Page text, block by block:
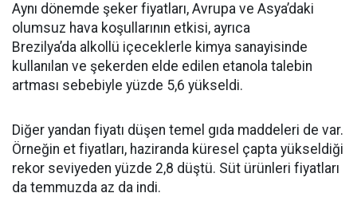
Aynı dönemde şeker fiyatları, Avrupa ve Asya’daki
olumsuz hava koşullarının etkisi, ayrıca
Brezilya’da alkollü içeceklerle kimya sanayisinde
kullanılan ve şekerden elde edilen etanola talebin
artması sebebiyle yüzde 5,6 yükseldi.
Diğer yandan fiyatı düşen temel gıda maddeleri de var.
Örneğin et fiyatları, haziranda küresel çapta yükseldiği
rekor seviyeden yüzde 2,8 düştü. Süt ürünleri fiyatları
da temmuzda az da indi.